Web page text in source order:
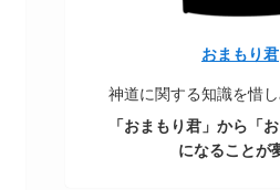
おまもり君
神道に関する知識を惜し
「おまもり君」から「
になることが